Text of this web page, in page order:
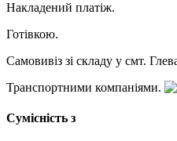
Накладений платіж.
Готівкою.
Самовивіз зі складу у смт.
Транспортними компаніями.
Сумісність з